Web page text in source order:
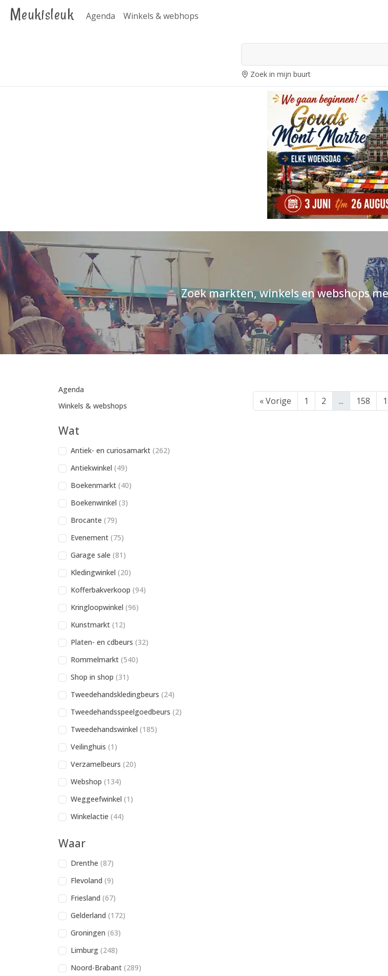
Meukisleuk Agenda Winkels & webhops
Zoek in mijn buurt
Zoek markten, winkels en webshops
Agenda
Winkels & webshops
Wat
Antiek- en curiosamarkt (262)
Antiekwinkel (49)
Boekenmarkt (40)
Boekenwinkel (3)
Brocante (79)
Evenement (75)
Garage sale (81)
Kledingwinkel (20)
Kofferbakverkoop (94)
Kringloopwinkel (96)
Kunstmarkt (12)
Platen- en cdbeurs (32)
Rommelmarkt (540)
Shop in shop (31)
Tweedehandskledingbeurs (24)
Tweedehandsspeelgoedbeurs (2)
Tweedehandswinkel (185)
Veilinghuis (1)
Verzamelbeurs (20)
Webshop (134)
Weggeefwinkel (1)
Winkelactie (44)
Waar
Drenthe (87)
Flevoland (9)
Friesland (67)
Gelderland (172)
Groningen (63)
Limburg (248)
Noord-Brabant (289)
« Vorige 1 2 ... 158